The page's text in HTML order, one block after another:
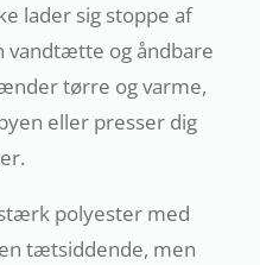
lader sig stoppe af
vandtætte og åndbare
tørre og varme,
eller presser dig
polyester med
tætsiddende, men